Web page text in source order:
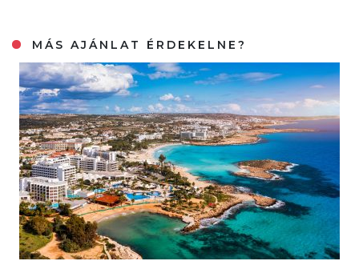
MÁS AJÁNLAT ÉRDEKELNE?